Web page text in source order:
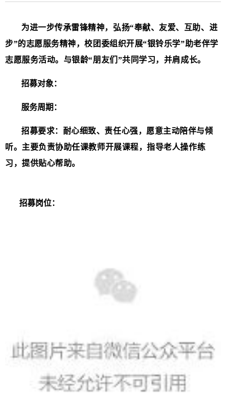
为进一步传承雷锋精神，弘扬“奉献、友爱、互助、进
步”的志愿服务精神，校团委组织开展“银铃乐学”助老伴学
志愿服务活动。与银龄“朋友们”共同学习，并肩成长。
招募对象：
服务周期：
招募要求： 耐心细致、责任心强，愿意主动陪伴与倾
听。 主要负责协助任课教师开展课程，指导老人操作练
习，提供贴心帮助。
招募岗位：